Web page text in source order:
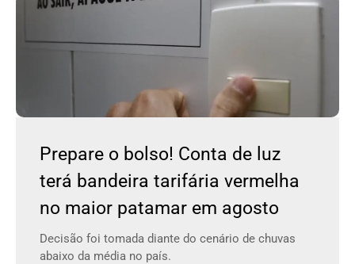
Prepare o bolso! Conta de luz
terá bandeira tarifária vermelha
no maior patamar em agosto
Decisão foi tomada diante do cenário de chuvas
abaixo da média no país.